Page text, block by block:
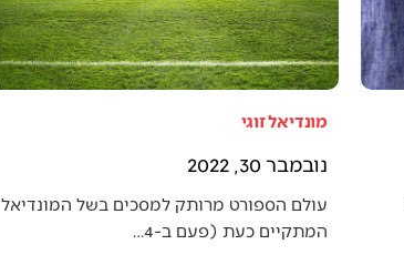
מונדיאל זוגי
נובמבר 30, 2022
עולם הספורט מרותק למסכים בשל המונדיאל
המתקיים כעת (פעם ב-4…